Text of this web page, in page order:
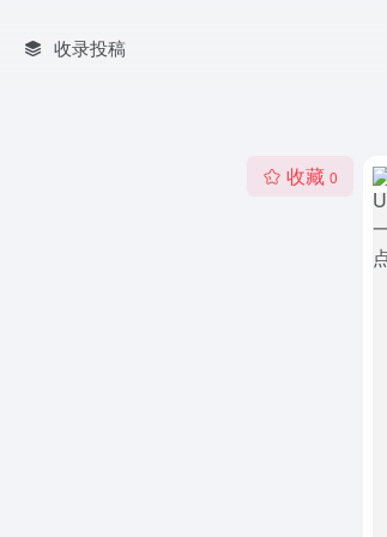
收录投稿
收藏 0